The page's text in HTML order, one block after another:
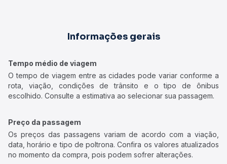
Informações gerais
Tempo médio de viagem
O tempo de viagem entre as cidades pode variar conforme a
rota, viação, condições de trânsito e o tipo de ônibus
escolhido. Consulte a estimativa ao selecionar sua passagem.
Preço da passagem
Os preços das passagens variam de acordo com a viação,
data, horário e tipo de poltrona. Confira os valores atualizados
no momento da compra, pois podem sofrer alterações.